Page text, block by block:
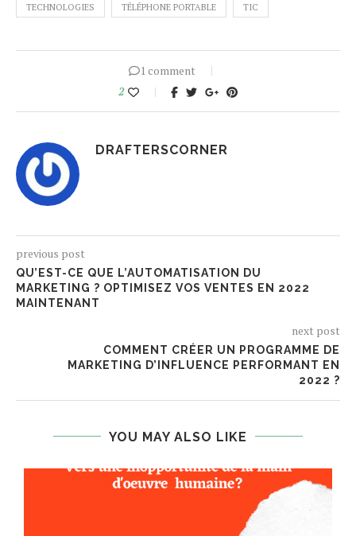
TECHNOLOGIES TÉLÉPHONE PORTABLE TIC
1 comment
2
DRAFTERSCORNER
previous post
QU’EST-CE QUE L’AUTOMATISATION DU
MARKETING ? OPTIMISEZ VOS VENTES EN 2022
MAINTENANT
next post
COMMENT CRÉER UN PROGRAMME DE
MARKETING D’INFLUENCE PERFORMANT EN
2022 ?
YOU MAY ALSO LIKE